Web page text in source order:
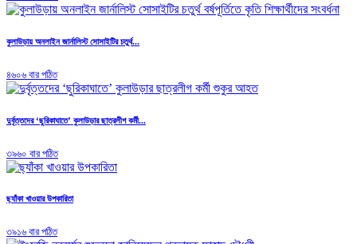
কুলাউড়ায় অনলাইন জার্নালিস্ট সোসাইটির চতুর্থ...
৪৬০৬ বার পঠিত
দুর্বৃত্তদের ‘ছুরিকাঘাতে’ কুলাউড়ার ছাত্রলীগ কর্মী...
৩৯৬০ বার পঠিত
ছ্যাঁকা খাওয়ার উপকারিতা
৩৯১৬ বার পঠিত